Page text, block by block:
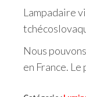
Lampadaire
Nous
en France. Le